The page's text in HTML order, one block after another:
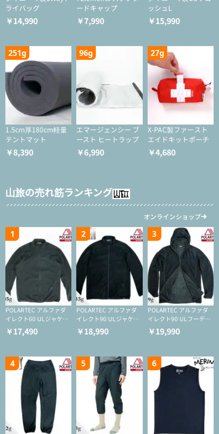
ライバッグ
￥14,990
ードキャップ
￥7,990
ッシュL
￥15,990
251g
1.5cm厚180cm軽量
テントマット
￥8,390
96g
エマージェンシー ブ
ースト ヒートラップ
￥6,990
27g
X-PAC製ファースト
エイドキットポーチ
￥4,680
山旅の売れ筋ランキング
オンラインショップ
1
POLARTEC アルファダ
イレクト60 ULジャケッ
ト（登山/ミドルレイヤ
ー/化繊ジャケット）
￥17,490
2
POLARTEC アルファダ
イレクト90 ULジャケッ
ト（アクティブインサレ
ーション/ミドルレイヤ
￥18,990
3
POLARTEC アルファダ
イレクト90 ULフーディ
（アクティブインサレー
ション/ミドルレイヤー/
￥19,990
4 5 6